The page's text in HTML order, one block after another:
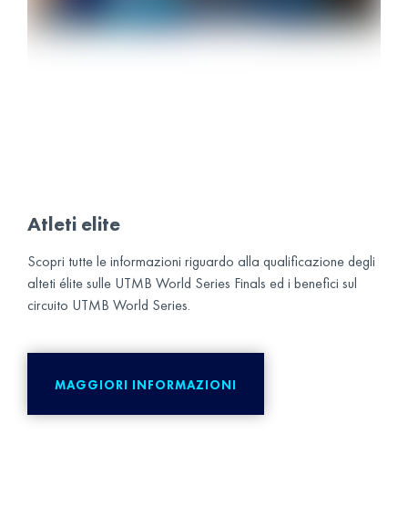
Atleti elite
Scopri tutte le informazioni riguardo alla qualificazione degli
alteti élite sulle UTMB World Series Finals ed i benefici sul
circuito UTMB World Series.
MAGGIORI INFORMAZIONI